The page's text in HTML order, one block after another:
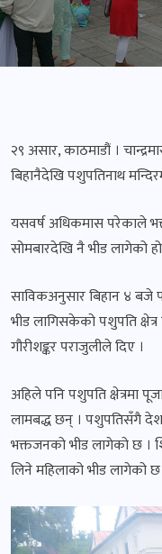
२९ असार, काठमाडौं ।
बिहानैदेखि पशुपतिनाथ
यसवर्ष अधिकमास परेकाले
सोमबारदेखि नै भीड लागेको
साविकअनुसार बिहान ४ बजे
भीड लागिसकेको पशुपति
गौरीशङ्कर पराजुलीले दिए ।
अहिले पनि पशुपति क्षेत्रमा
लामबद्ध छन् । पशुपतिसँगै
भक्तजनको भीड लागेको छ ।
लिने महिलाको भीड लागेको छ